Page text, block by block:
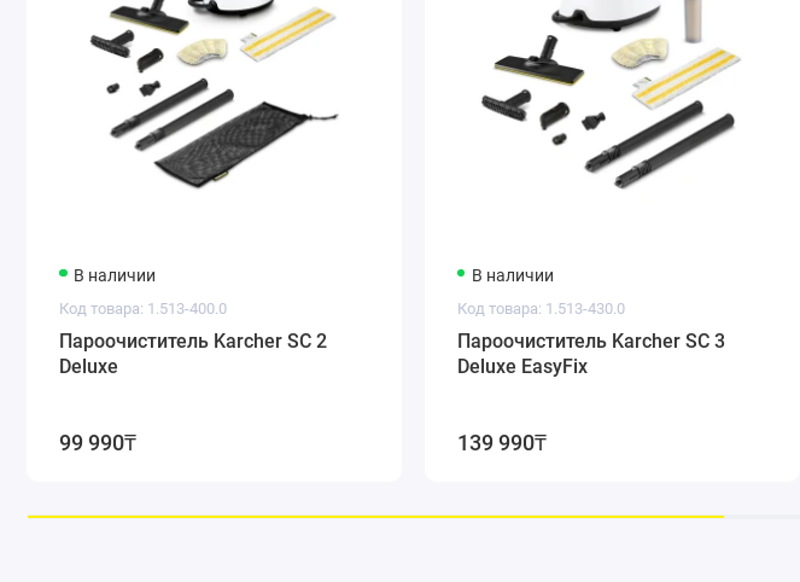
В наличии
Код товара: 1.513-400.0
Пароочиститель Karcher SC 2
Deluxe
99 990₸
В наличии
Код товара: 1.513-430.0
Пароочиститель Karcher SC 3
Deluxe EasyFix
139 990₸